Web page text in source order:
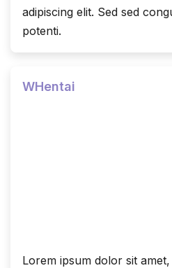
adipiscing elit. Sed sed
potenti.
WHentai
Lorem ipsum dolor sit